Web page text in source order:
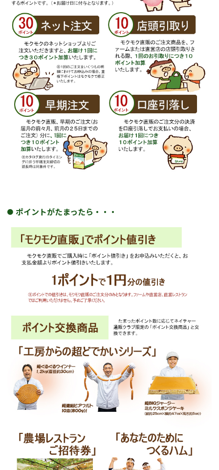
ポイントがたまったら・・・